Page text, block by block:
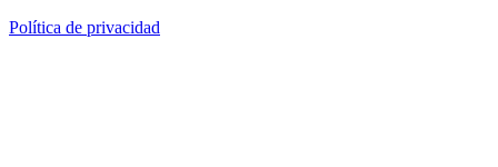
Política de privacidad